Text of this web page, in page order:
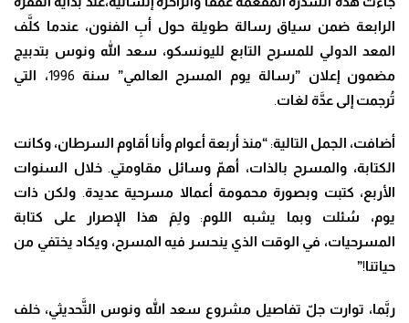
الرابعة ضمن سياق رسالة طويلة حول أبِ الفنون، عندما كلَّف
المعد الدولي للمسرح التابع لليونسكو، سعد الله ونوس بتدبيج
مضمون إعلان ”رسالة يوم المسرح العالمي” سنة1996، التي
تُرجمت إلى عدَّة لغات
أضافت، الجمل التالية:“منذ أربعة أعوام وأنا أقاوم السرطان، وكانت
الكتابة، والمسرح بالذات، أهمّ وسائل مقاومتي .خلال السنوات
الأربع، كتبت وبصورة محمومة أعمالا مسرحية عديدة ولكن ذات
يوم، سُئلت وبما يشبه اللوم:ولِمَ هذا الإصرار على كتابة
المسرحيات، في الوقت الذي ينحسر فيه المسرح، ويكاد يختفي من
حياتنا!
”
ربَّما، توارت جلّ تفاصيل مشروع سعد الله ونوس التَّحديثي، خلف